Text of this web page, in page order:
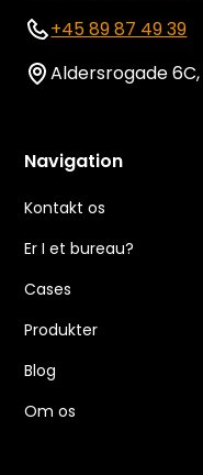
+45 89 87 49 39
Aldersrogade
Navigation
Kontakt os
Er I et bureau?
Cases
Produkter
Blog
Om os